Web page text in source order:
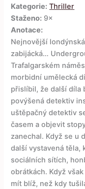
Kategorie: Thriller
Staženo: 9×
Anotace:
Nejnovější
zabijácká…
Trafalgarském
morbidní umělecká
přislíbil, že další díla
povýšená detektiv
uštěpačný detektiv
časem a objevit
zanechal. Když se u
další vystavená těla,
sociálních sítích,
obrátkách. Když
mít blíž, než kdy